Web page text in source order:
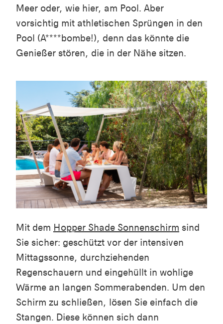
Meer oder, wie hier, am Pool. Aber
vorsichtig mit athletischen Sprüngen in den
Pool (A****bombe!), denn das könnte die
Genießer stören, die in der Nähe sitzen.
Mit dem Hopper Shade Sonnenschirm sind
Sie sicher: geschützt vor der intensiven
Mittagssonne, durchziehenden
Regenschauern und eingehüllt in wohlige
Wärme an langen Sommerabenden. Um den
Schirm zu schließen, lösen Sie einfach die
Stangen. Diese können sich dann